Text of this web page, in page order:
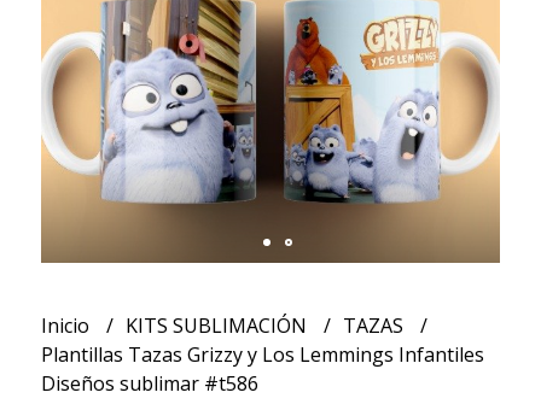
Inicio KITS SUBLIMACIÓN
TAZAS
Plantillas Tazas Grizzy y Los Lemmings Infantiles
Diseños sublimar #t586